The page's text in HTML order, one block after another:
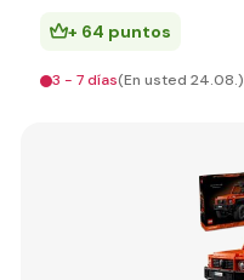
+ 64 puntos
3 - 7 días(En usted 24.08.)